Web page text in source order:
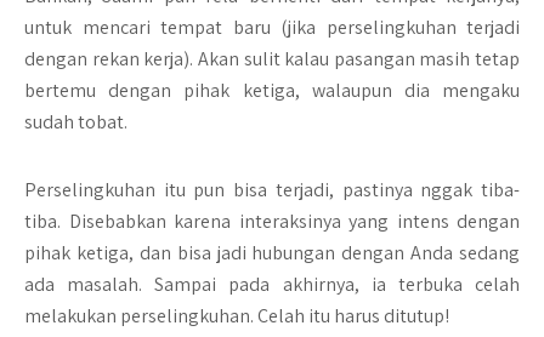
untuk mencari tempat baru (jika perselingkuhan terjadi
dengan rekan kerja). Akan sulit kalau pasangan masih tetap
bertemu dengan pihak ketiga, walaupun dia mengaku
sudah tobat.
Perselingkuhan itu pun bisa terjadi, pastinya nggak tiba-
tiba. Disebabkan karena interaksinya yang intens dengan
pihak ketiga, dan bisa jadi hubungan dengan Anda sedang
ada masalah. Sampai pada akhirnya, ia terbuka celah
melakukan perselingkuhan. Celah itu harus ditutup!